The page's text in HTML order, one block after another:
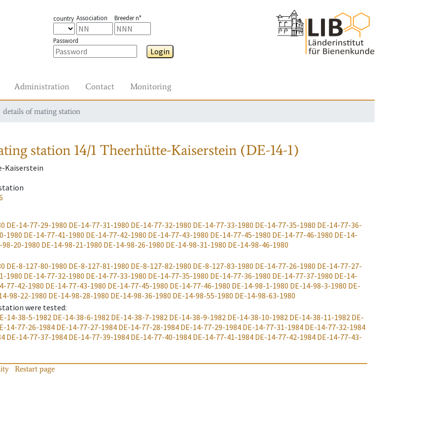
country Association Breeder n°
Password
Login
Administration Contact Monitoring
details of mating station
station 14/1 Theerhütte-Kaiserstein (DE-14-1)
Kaiserstein
DE-14-77-29-1980 DE-14-77-31-1980 DE-14-77-32-1980 DE-14-77-33-1980 DE-14-77-35-1980 DE-14-77-36-
1980 DE-14-77-41-1980 DE-14-77-42-1980 DE-14-77-43-1980 DE-14-77-45-1980 DE-14-77-46-1980 DE-14-
98-20-1980 DE-14-98-21-1980 DE-14-98-26-1980 DE-14-98-31-1980 DE-14-98-46-1980
DE-8-127-80-1980 DE-8-127-81-1980 DE-8-127-82-1980 DE-8-127-83-1980 DE-14-77-26-1980 DE-14-77-27-
1980 DE-14-77-32-1980 DE-14-77-33-1980 DE-14-77-35-1980 DE-14-77-36-1980 DE-14-77-37-1980 DE-14-
77-42-1980 DE-14-77-43-1980 DE-14-77-45-1980 DE-14-77-46-1980 DE-14-98-1-1980 DE-14-98-3-1980 DE-
98-22-1980 DE-14-98-28-1980 DE-14-98-36-1980 DE-14-98-55-1980 DE-14-98-63-1980
were tested:
14-38-5-1982 DE-14-38-6-1982 DE-14-38-7-1982 DE-14-38-9-1982 DE-14-38-10-1982 DE-14-38-11-1982 DE-
14-77-26-1984 DE-14-77-27-1984 DE-14-77-28-1984 DE-14-77-29-1984 DE-14-77-31-1984 DE-14-77-32-1984
DE-14-77-37-1984 DE-14-77-39-1984 DE-14-77-40-1984 DE-14-77-41-1984 DE-14-77-42-1984 DE-14-77-43-
Restart page